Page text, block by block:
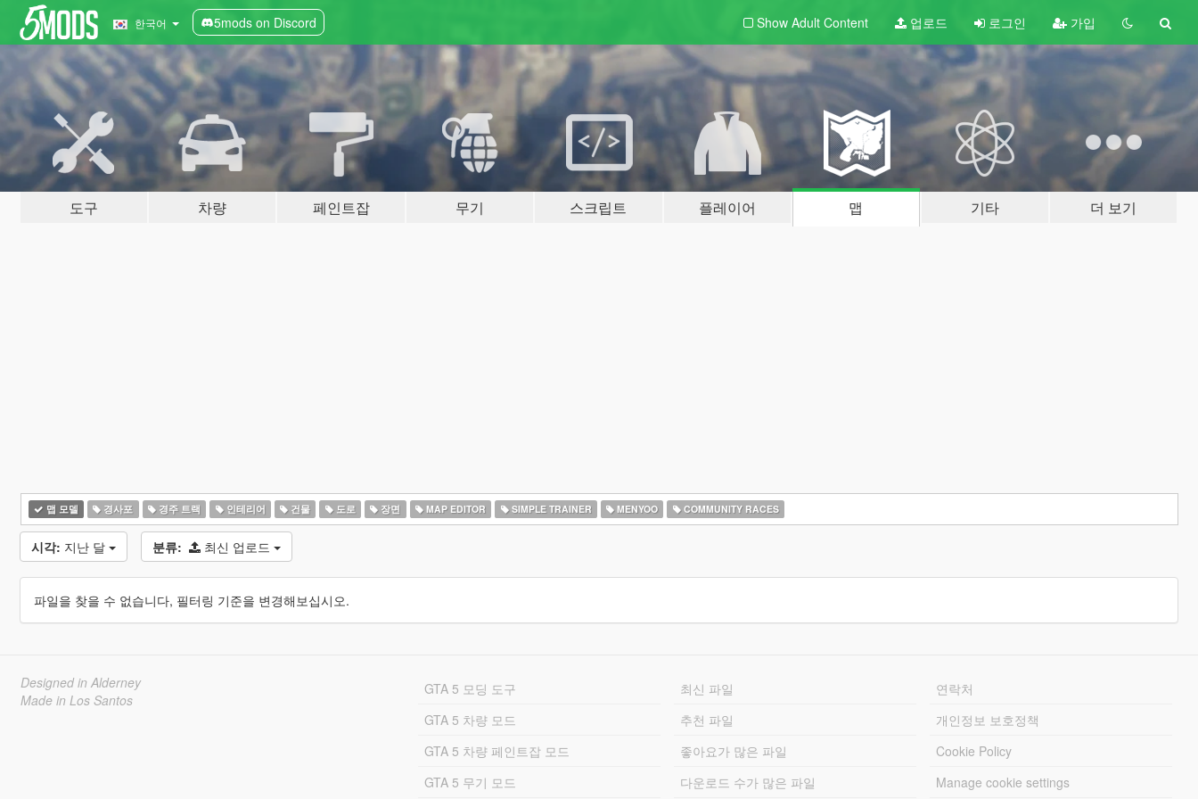
한국어 5mods on Discord Show Adult Content 업로드 로그인 가입
도구 차량 페인트잡 무기 스크립트 플레이어 맵 기타 더 보기
맵 모델 경사포 경주 트랙 인테리어 건물 도로 장면 MAP EDITOR SIMPLE TRAINER MENYOO COMMUNITY RACES
시각: 지난 달 분류: 최신 업로드
파일을 찾을 수 없습니다, 필터링 기준을 변경해보십시오.
Designed in Alderney
Made in Los Santos
GTA 5 모딩 도구
GTA 5 차량 모드
GTA 5 차량 페인트잡 모드
GTA 5 무기 모드
최신 파일
추천 파일
좋아요가 많은 파일
다운로드 수가 많은 파일
연락처
개인정보 보호정책
Cookie Policy
Manage cookie settings